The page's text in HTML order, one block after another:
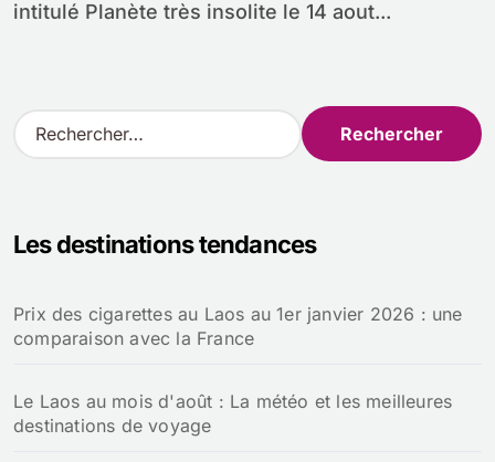
intitulé Planète très insolite le 14 aout...
R
e
r
e
r
Les destinations tendances
Prix des cigarettes au Laos au 1er janvier 2026 : une
comparaison avec la France
Le Laos au mois d'août : La météo et les meilleures
destinations de voyage